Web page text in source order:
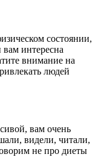
состоянии,
интересна
внимание на
людей
вам очень
видели, читали,
не про диеты